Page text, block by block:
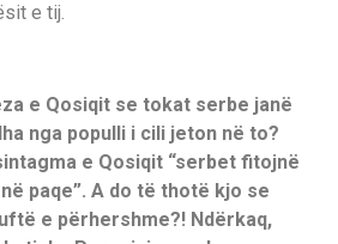
e tij.
e Qosiqit se tokat serbe janë
nga populli i cili jeton në to?
e Qosiqit “serbet fitojnë
paqe”. A do të thotë kjo se
e përhershme?! Ndërkaq,